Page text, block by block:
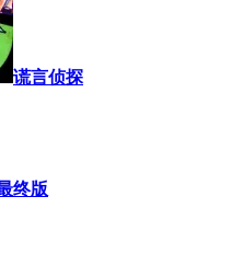
谎言侦探
终版